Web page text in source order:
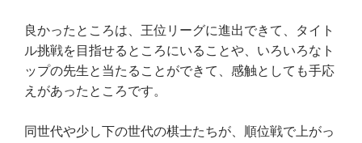
良かったところは、王位リーグに進出できて、タイト
ル挑戦を目指せるところにいることや、いろいろなト
ップの先生と当たることができて、感触としても手応
えがあったところです。
同世代や少し下の世代の棋士たちが、順位戦で上がっ